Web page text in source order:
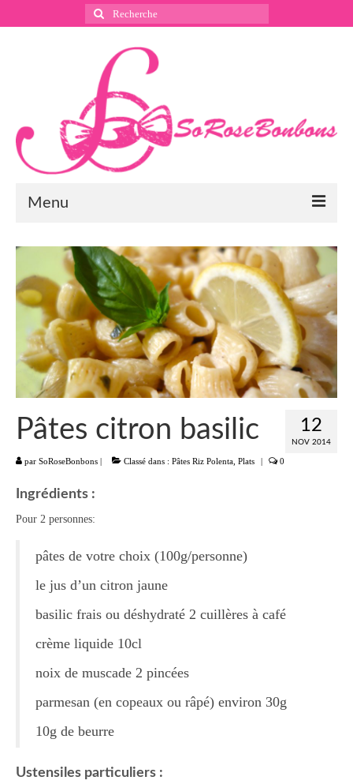
Rechercher
:
Menu
Suivez nous
Instagram
Pinterest
Facebook
Liste
Aumônières Feuilletés Samoussas
Pâtes Riz Polenta
Poissons
Tartes Pizzas Croq’
Viandes
12
NOV 2014
Pâtes citron basilic
par SoRoseBonbons | Classé dans : Pâtes Riz Polenta Plats | 0
Ingrédients :
Pour 2 personnes:
pâtes de votre choix (100g/personne)
le jus d’un citron jaune
basilic frais ou déshydraté 2 cuillères à café
crème liquide 10cl
noix de muscade 2 pincées
parmesan (en copeaux ou râpé) environ 30g
10g de beurre
Ustensiles particuliers :